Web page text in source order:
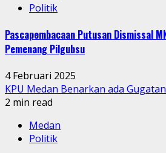
Politik
Pascapembacaan Putusan Dismissal
Pemenang Pilgubsu
4 Februari 2025
KPU Medan Benarkan ada
2 min read
Medan
Politik